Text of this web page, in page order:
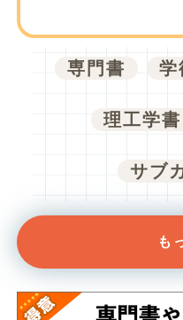
専門書 学
理工学書
サブ
も